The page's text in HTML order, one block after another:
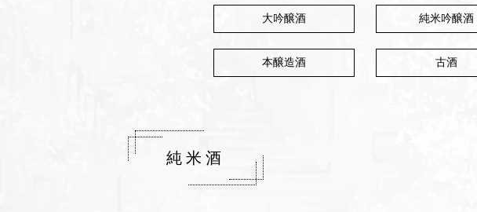
大吟醸酒 純米吟醸酒
本醸造酒 古酒
純米酒